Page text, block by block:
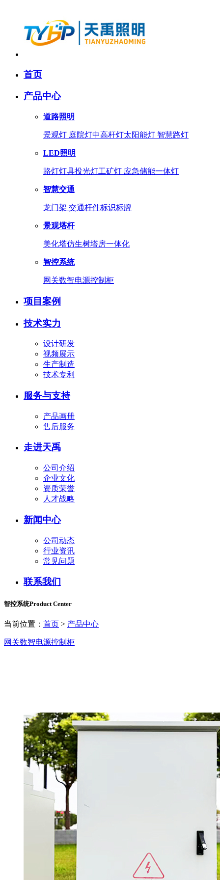
首页
产品中心
道路照明
景观灯 庭院灯中高杆灯太阳能灯 智慧路灯
LED照明
路灯灯具投光灯工矿灯 应急储能一体灯
智慧交通
龙门架 交通杆件标识标牌
景观塔杆
美化塔仿生树塔房一体化
智控系统
网关数智电源控制柜
项目案例
技术实力
设计研发
视频展示
生产制造
技术专利
服务与支持
产品画册
售后服务
走进天禹
公司介绍
企业文化
资质荣誉
人才战略
新闻中心
公司动态
行业资讯
常见问题
联系我们
智控系统Product Center
当前位置： 首页 > 产品中心
网关数智电源控制柜